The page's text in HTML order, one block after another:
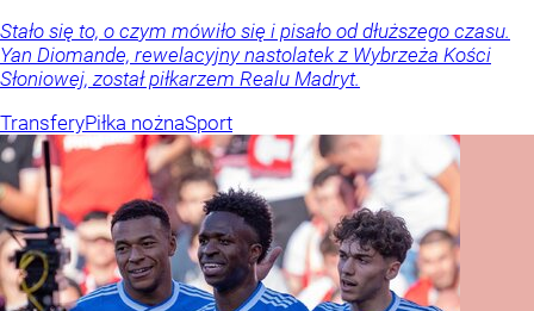
Stało się to, o czym mówiło się i pisało od dłuższego czasu.
Yan Diomande, rewelacyjny nastolatek z Wybrzeża Kości
Słoniowej, został piłkarzem Realu Madryt.
TransferyPiłka nożnaSport